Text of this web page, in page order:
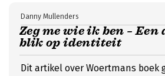
Zeg me wie ik ben – Een
blik op identiteit
Danny Mullenders
Dit artikel over Woertmans boek